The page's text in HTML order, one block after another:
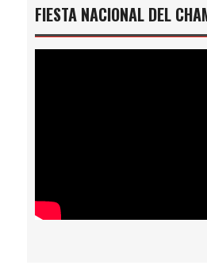
FIESTA NACIONAL DEL